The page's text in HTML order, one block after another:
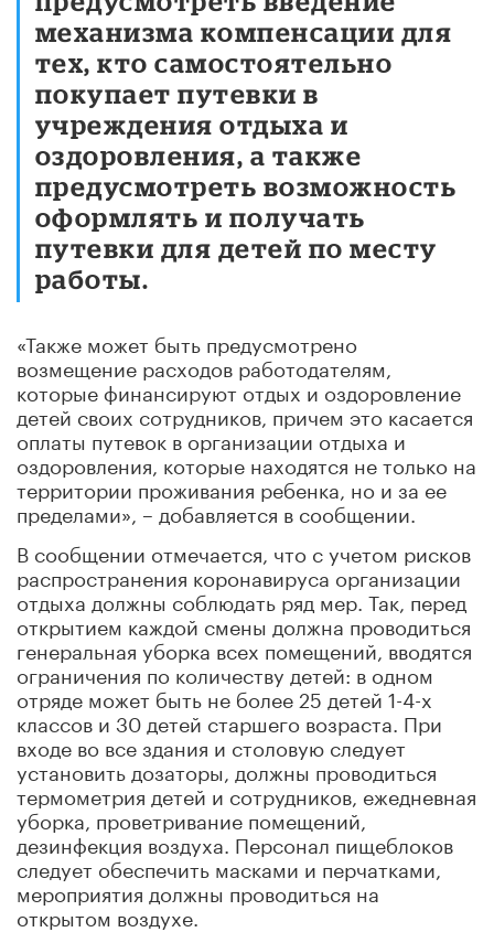
механизма компенсации для
тех, кто самостоятельно
покупает путевки в
учреждения отдыха и
оздоровления, а также
предусмотреть возможность
оформлять и получать
путевки для детей по месту
работы.
«Также может быть предусмотрено
возмещение расходов работодателям,
которые финансируют отдых и оздоровление
детей своих сотрудников, причем это касается
оплаты путевок в организации отдыха и
оздоровления, которые находятся не только на
территории проживания ребенка, но и за ее
пределами», – добавляется в сообщении.
В сообщении отмечается, что с учетом рисков
распространения коронавируса организации
отдыха должны соблюдать ряд мер. Так, перед
открытием каждой смены должна проводиться
генеральная уборка всех помещений, вводятся
ограничения по количеству детей: в одном
отряде может быть не более 25 детей 1-4-х
классов и 30 детей старшего возраста. При
входе во все здания и столовую следует
установить дозаторы, должны проводиться
термометрия детей и сотрудников, ежедневная
уборка, проветривание помещений,
дезинфекция воздуха. Персонал пищеблоков
следует обеспечить масками и перчатками,
мероприятия должны проводиться на
открытом воздухе.